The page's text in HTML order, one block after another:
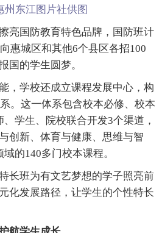
州东江图片社供图
国防教育特色品牌，国防班计
惠城区和其他6个县区各招100
国的学生圆梦。
学校还成立课程发展中心，构
。这一体系包含校本必修、校本
学生、院校联合开发3个渠道，
创新、体育与健康、思维与智
的140多门校本课程。
班为有文艺梦想的学子照亮前
化发展路径，让学生的个性特长